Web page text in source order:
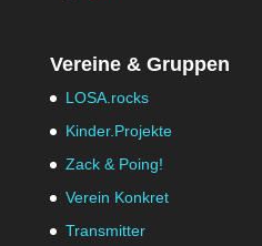
Vereine & Gruppen
LOSA.rocks
Kinder.Projekte
Zack & Poing!
Verein Konkret
Transmitter